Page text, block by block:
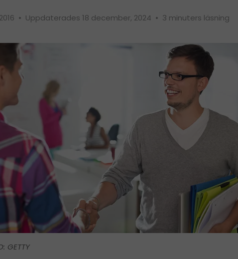
• Uppdaterades 18 december, 2024 • 3 minuters läsning
GETTY